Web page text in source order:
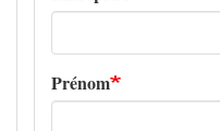
Prénom